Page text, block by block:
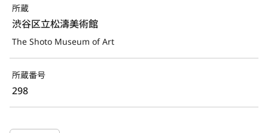
所蔵
渋谷区立松濤美術館
The Shoto Museum of Art
所蔵番号
298